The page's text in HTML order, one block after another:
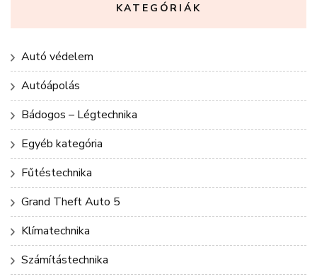
KATEGÓRIÁK
Autó védelem
Autóápolás
Bádogos – Légtechnika
Egyéb kategória
Fűtéstechnika
Grand Theft Auto 5
Klímatechnika
Számítástechnika